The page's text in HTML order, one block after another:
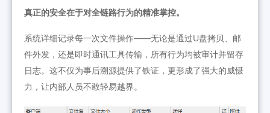
真正的安全在于对全链路行为的精准掌控。
系统详细记录每一次文件操作——无论是通过U盘拷贝、邮
件外发，还是即时通讯工具传输，所有行为均被审计并留存
日志。这不仅为事后溯源提供了铁证，更形成了强大的威慑
力，让内部人员不敢轻易越界。